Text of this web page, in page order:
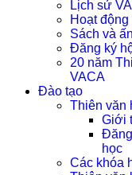
Lịch sử
Hoạt động
Sách và
Đăng ký
20 năm
VACA
Đào tạo
Thiên văn
Giới
học
Các khóa